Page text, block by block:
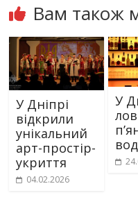
Вам також
У Дніпрі
відкрили
унікальний
арт-простір-
укриття
04.02.2026
У